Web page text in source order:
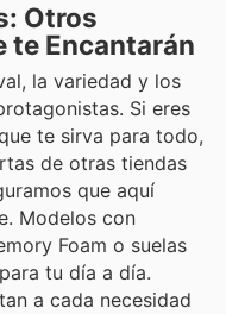
Otros
te Encantarán
la variedad y los
Si eres
te sirva para todo,
de otras tiendas
que aquí
Modelos con
Foam o suelas
tu día a día.
a cada necesidad